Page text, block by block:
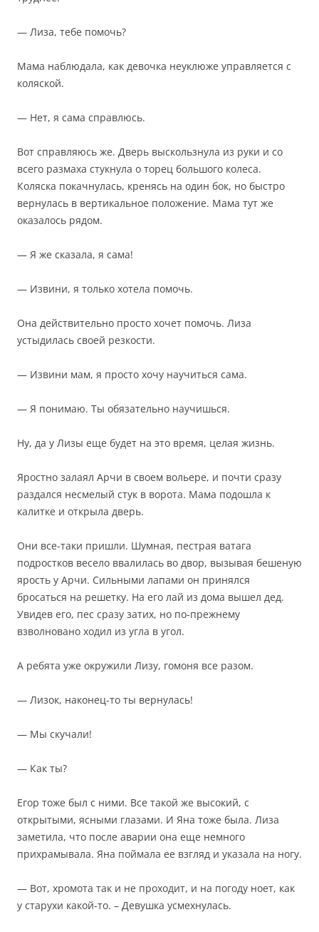
— Лиза, тебе помочь?
Мама наблюдала, как девочка неуклюже управляется с
коляской.
— Нет, я сама справлюсь.
Вот справляюсь же. Дверь выскользнула из руки и со
всего размаха стукнула о торец большого колеса.
Коляска покачнулась, кренясь на один бок, но быстро
вернулась в вертикальное положение. Мама тут же
оказалось рядом.
— Я же сказала, я сама!
— Извини, я только хотела помочь.
Она действительно просто хочет помочь. Лиза
устыдилась своей резкости.
— Извини мам, я просто хочу научиться сама.
— Я понимаю. Ты обязательно научишься.
Ну, да у Лизы еще будет на это время, целая жизнь.
Яростно залаял Арчи в своем вольере, и почти сразу
раздался несмелый стук в ворота. Мама подошла к
калитке и открыла дверь.
Они все-таки пришли. Шумная, пестрая ватага
подростков весело ввалилась во двор, вызывая бешеную
ярость у Арчи. Сильными лапами он принялся
бросаться на решетку. На его лай из дома вышел дед.
Увидев его, пес сразу затих, но по-прежнему
взволновано ходил из угла в угол.
А ребята уже окружили Лизу, гомоня все разом.
— Лизок, наконец-то ты вернулась!
— Мы скучали!
— Как ты?
Егор тоже был с ними. Все такой же высокий, с
открытыми, ясными глазами. И Яна тоже была. Лиза
заметила, что после аварии она еще немного
прихрамывала. Яна поймала ее взгляд и указала на ногу.
— Вот, хромота так и не проходит, и на погоду ноет, как
у старухи какой-то. – Девушка усмехнулась.